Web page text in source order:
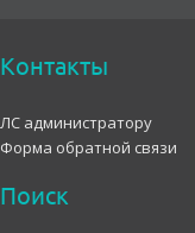
Контакты
ЛС администратору
Форма обратной связи
Поиск